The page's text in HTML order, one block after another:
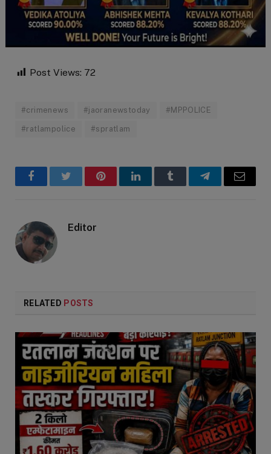
Post Views: 72
#crimenews #jaoranewstoday #MPPOLICE
#ratlampolice #spratlam
FacebookTwitter PinterestLinkedInTumblr TelegramEmail
Editor
RELATED POSTS